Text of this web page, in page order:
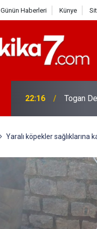
Günün Haberleri Künye
22:16 Togan
Yaralı köpekler sağlıklarına